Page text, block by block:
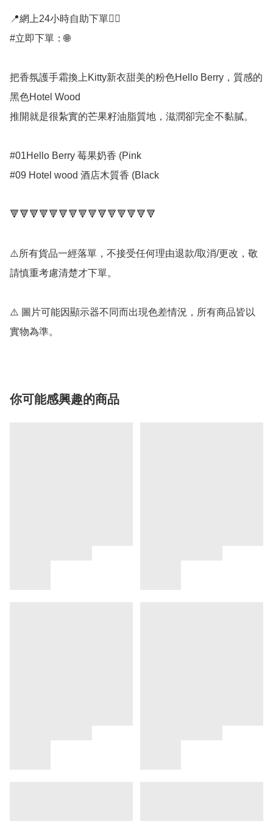
📍網上24小時自助下單👍🏻
#立即下單：🌐
把香氛護手霜換上Kitty新衣甜美的粉色Hello Berry，質感的
黑色Hotel Wood
推開就是很紮實的芒果籽油脂質地，滋潤卻完全不黏膩。
#01Hello Berry 莓果奶香 (Pink
#09 Hotel wood 酒店木質香 (Black
🔻🔻🔻🔻🔻🔻🔻🔻🔻🔻🔻🔻🔻🔻🔻
⚠️所有貨品一經落單，不接受任何理由退款/取消/更改，敬
請慎重考慮清楚才下單。
⚠️ 圖片可能因顯示器不同而出現色差情況，所有商品皆以
實物為準。
你可能感興趣的商品